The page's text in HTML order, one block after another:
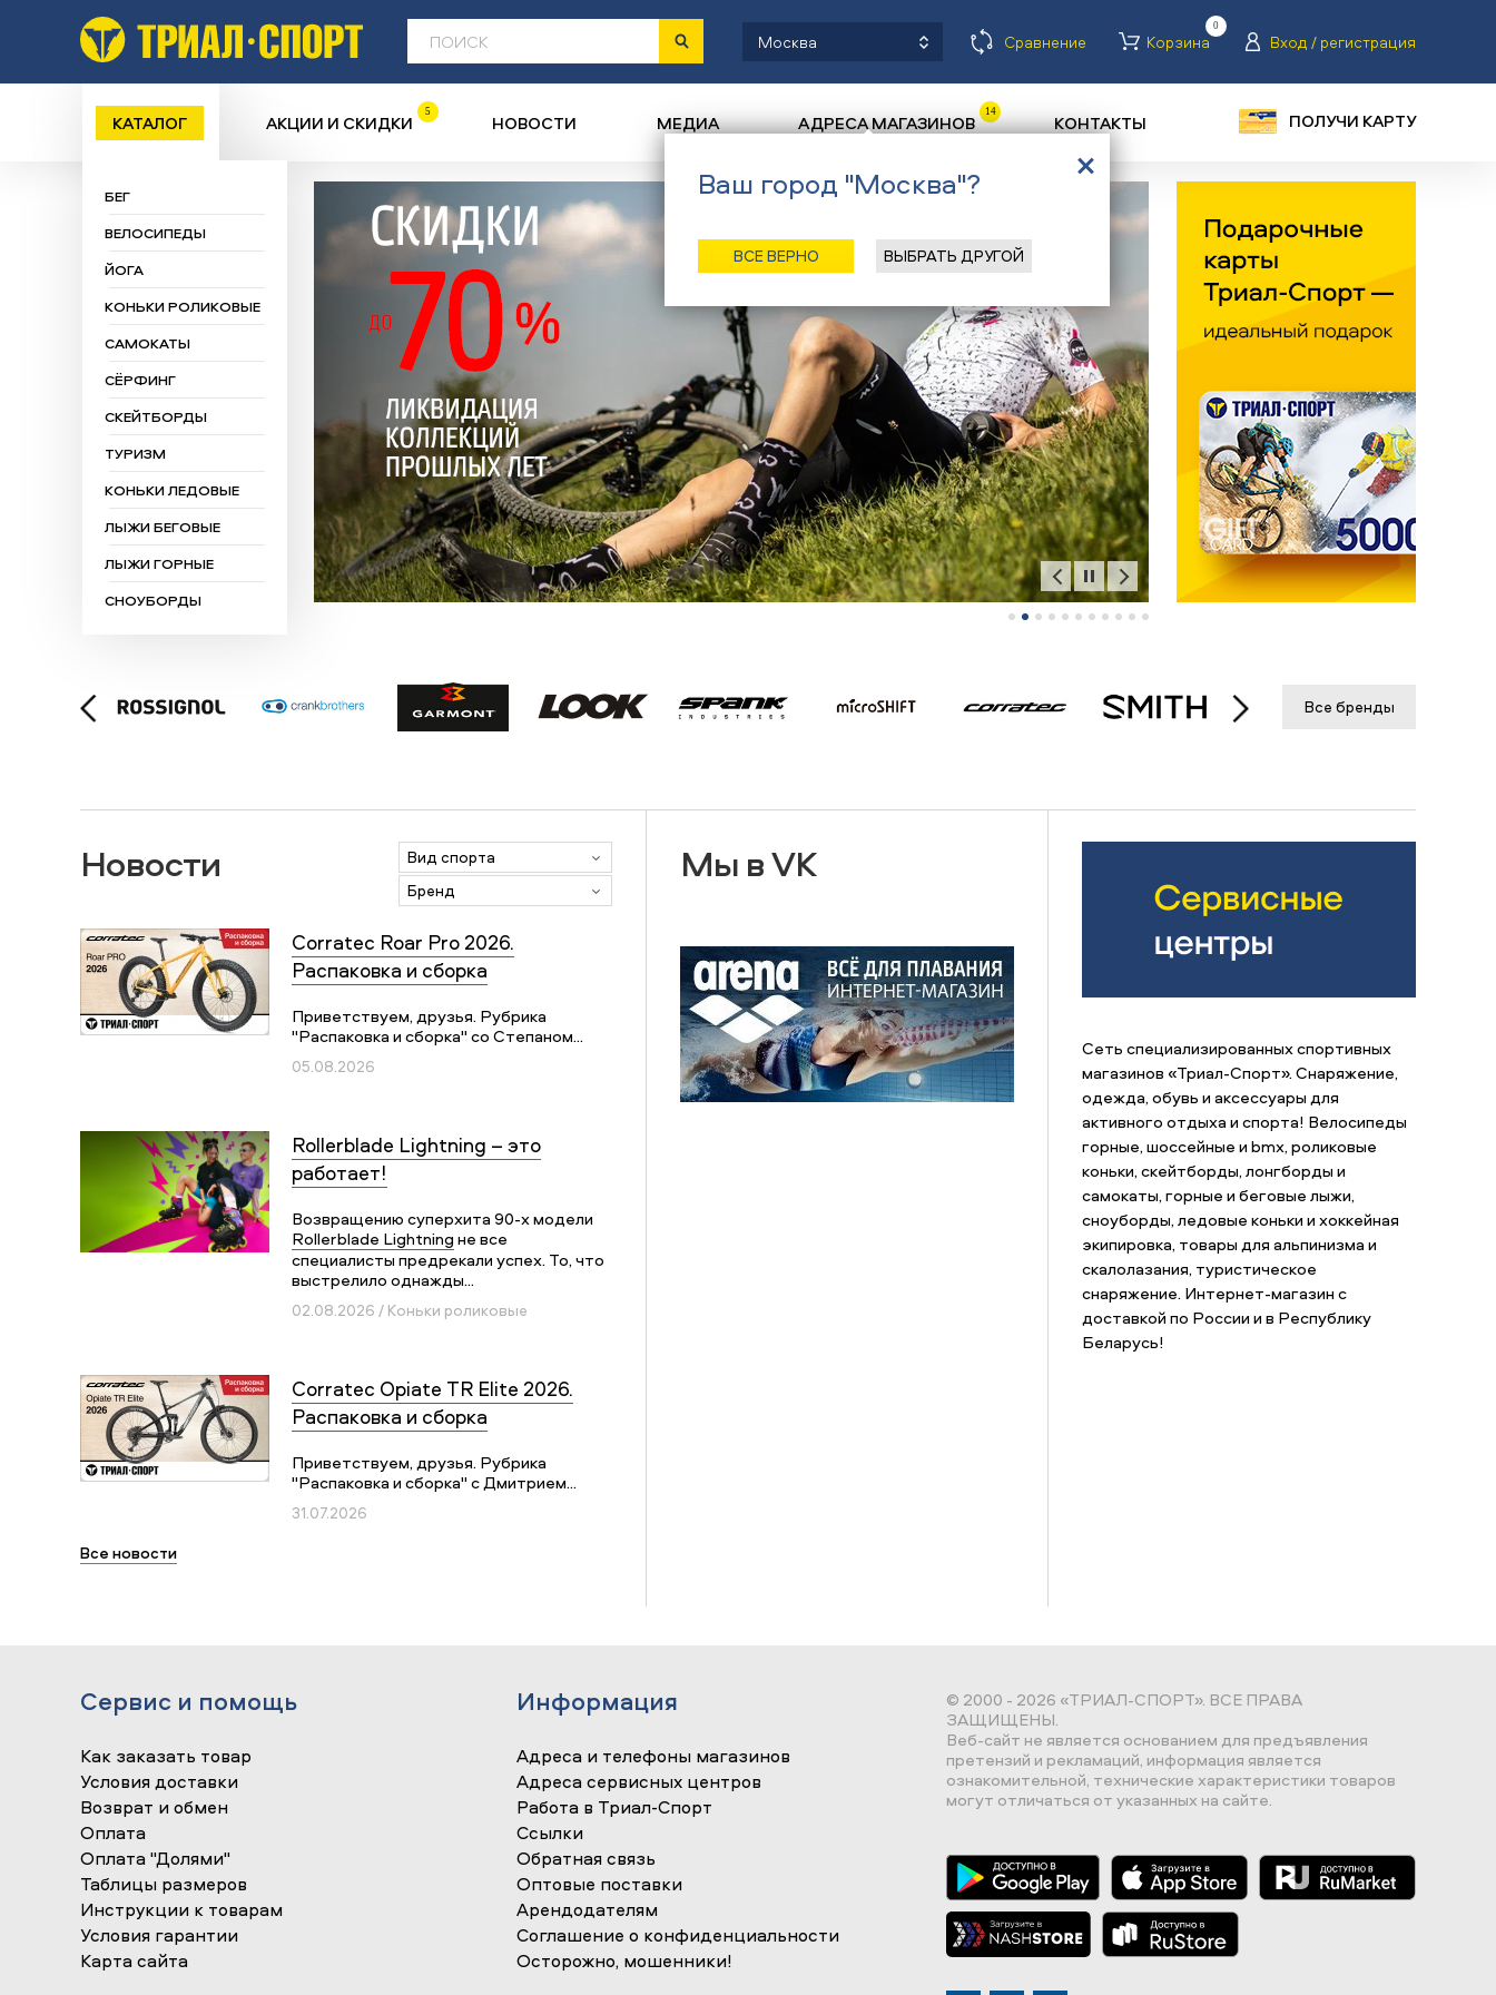
Москва Сравнение Корзина
0
Вход / регистрация
КАТАЛОГ
БЕГ
ВЕЛОСИПЕДЫ
ЙОГА
КОНЬКИ РОЛИКОВЫЕ
САМОКАТЫ
СЁРФИНГ
СКЕЙТБОРДЫ
ТУРИЗМ
КОНЬКИ ЛЕДОВЫЕ
ЛЫЖИ БЕГОВЫЕ
ЛЫЖИ ГОРНЫЕ
СНОУБОРДЫ
АКЦИИ И СКИДКИ 5 НОВОСТИ МЕДИА АДРЕСА МАГАЗИНОВ 14 КОНТАКТЫ ПОЛУЧИ КАРТУ
Все бренды
Новости
Вид спорта
Бренд
Corratec Roar Pro 2026.
Распаковка и сборка
Приветствуем, друзья. Рубрика
"Распаковка и сборка" со Степаном...
05.08.2026
Rollerblade Lightning – это
работает!
Возвращению суперхита 90-х модели
Rollerblade Lightningне все
специалисты предрекали успех. То, что
выстрелило однажды...
02.08.2026 / Коньки роликовые
Corratec Opiate TR Elite 2026.
Распаковка и сборка
Приветствуем, друзья. Рубрика
"Распаковка и сборка" с Дмитрием...
31.07.2026
Все новости
Мы в VK
Сеть специализированных спортивных
магазинов «Триал-Спорт». Снаряжение,
одежда, обувь и аксессуары для
активного отдыха и спорта! Велосипеды
горные, шоссейные и bmx, роликовые
коньки, скейтборды, лонгборды и
самокаты, горные и беговые лыжи,
сноуборды, ледовые коньки и хоккейная
экипировка, товары для альпинизма и
скалолазания, туристическое
снаряжение. Интернет-магазин с
доставкой по России и в Республику
Беларусь!
Сервис и помощь
Как заказать товар
Условия доставки
Возврат и обмен
Оплата
Оплата "Долями"
Таблицы размеров
Инструкции к товарам
Условия гарантии
Карта сайта
Информация
Адреса и телефоны магазинов
Адреса сервисных центров
Работа в Триал-Спорт
Ссылки
Обратная связь
Оптовые поставки
Арендодателям
Соглашение о конфиденциальности
Осторожно, мошенники!
© 2000 - 2026 «ТРИАЛ-СПОРТ». ВСЕ ПРАВА
ЗАЩИЩЕНЫ.
Веб-сайт не является основанием для предъявления
претензий и рекламаций, информация является
ознакомительной, технические характеристики товаров
могут отличаться от указанных на сайте.
Ваш город "Москва"?
ВСЕ ВЕРНО ВЫБРАТЬ ДРУГОЙ